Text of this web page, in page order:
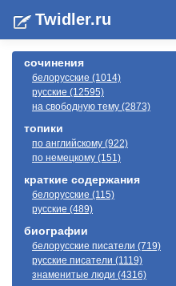
Twidler.ru
сочинения
белорусские (1014)
русские (12595)
на свободную тему (2873)
топики
по английскому (922)
по немецкому (151)
краткие содержания
белорусские (115)
русские (489)
биографии
белорусские писатели (719)
русские писатели (1119)
знаменитые люди (4316)